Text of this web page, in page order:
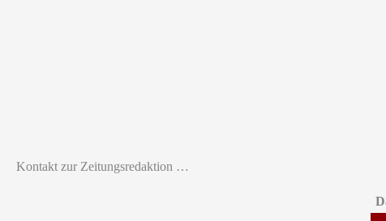
Kontakt zur Zeitungsredaktion …